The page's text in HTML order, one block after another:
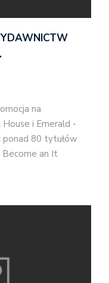
na
i Emerald -
80 tytułów
Become an It